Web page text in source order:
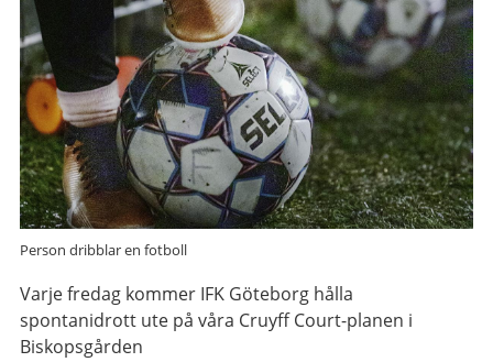
Person dribblar en fotboll
Varje fredag kommer IFK Göteborg hålla
spontanidrott ute på våra Cruyff Court-planen i
Biskopsgården